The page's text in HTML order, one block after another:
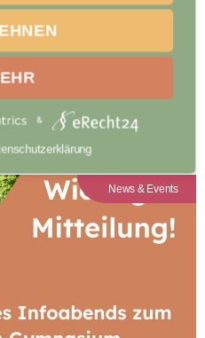
Bildungsgang-
Checker!
um herauszufinden, welcher...
News & Events
&